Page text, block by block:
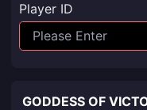
Player ID
GODDESS OF